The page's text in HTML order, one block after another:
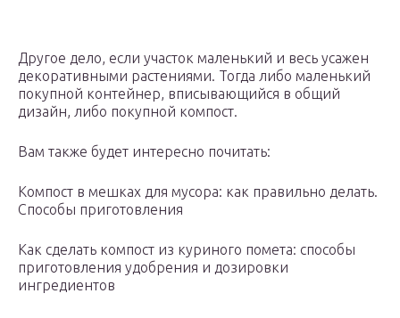
Другое дело, если участок маленький и весь усажен
декоративными растениями. Тогда либо маленький
покупной контейнер, вписывающийся в общий
дизайн, либо покупной компост.
Вам также будет интересно почитать:
Компост в мешках для мусора: как правильно делать.
Способы приготовления
Как сделать компост из куриного помета: способы
приготовления удобрения и дозировки
ингредиентов